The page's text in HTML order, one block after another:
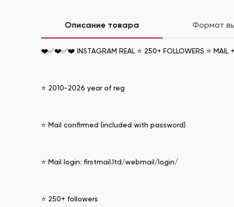
Описание товара Формат
❤️✅❤️✅❤️ INSTAGRAM REAL ⭐ 250+ FOLLOWERS ⭐
⭐ 2010-2026 year of reg
⭐ Mail confirmed (included with password)
⭐ Mail login: firstmail.ltd/webmail/login/
⭐ 250+ followers